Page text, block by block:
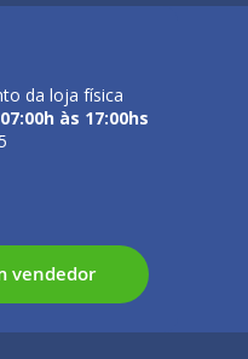
da loja física
às 17:00hs
vendedor